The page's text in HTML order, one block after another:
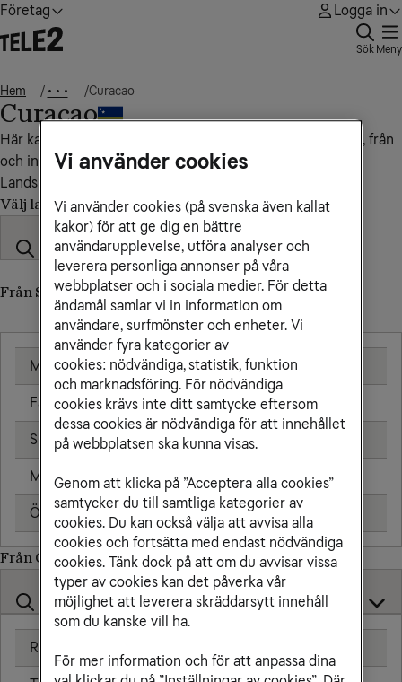
Företag Logga in
Sök Meny
Hem • • • Curacao
Curacao
Här kan du se vad det kostar att ringa, sms:a och surfa till, från
och inom Curacao.
Landskod: +5999
Välj land
Från Sverige till Curacao
Mobil 25,00 kr/min
Fast telefon 25,00 kr/min
Sms 1,91 kr
Mms 2,39 kr
Öppningsavgift 0,79 kr
Från Curacao till
Ringa samtal
Vi använder cookies
Vi använder cookies (på svenska även kallat
kakor) för att ge dig en bättre
användarupplevelse, utföra analyser och
leverera personliga annonser på våra
webbplatser och i sociala medier. För detta
ändamål samlar vi in information om
användare, surfmönster och enheter. Vi
använder fyra kategorier av
cookies: nödvändiga, statistik, funktion
och marknadsföring. För nödvändiga
cookies krävs inte ditt samtycke eftersom
dessa cookies är nödvändiga för att innehållet
på webbplatsen ska kunna visas.
Genom att klicka på ”Acceptera alla cookies”
samtycker du till samtliga kategorier av
cookies. Du kan också välja att avvisa alla
cookies och fortsätta med endast nödvändiga
cookies. Tänk dock på att om du avvisar vissa
typer av cookies kan det påverka vår
möjlighet att leverera skräddarsytt innehåll
som du kanske vill ha.
För mer information och för att anpassa dina